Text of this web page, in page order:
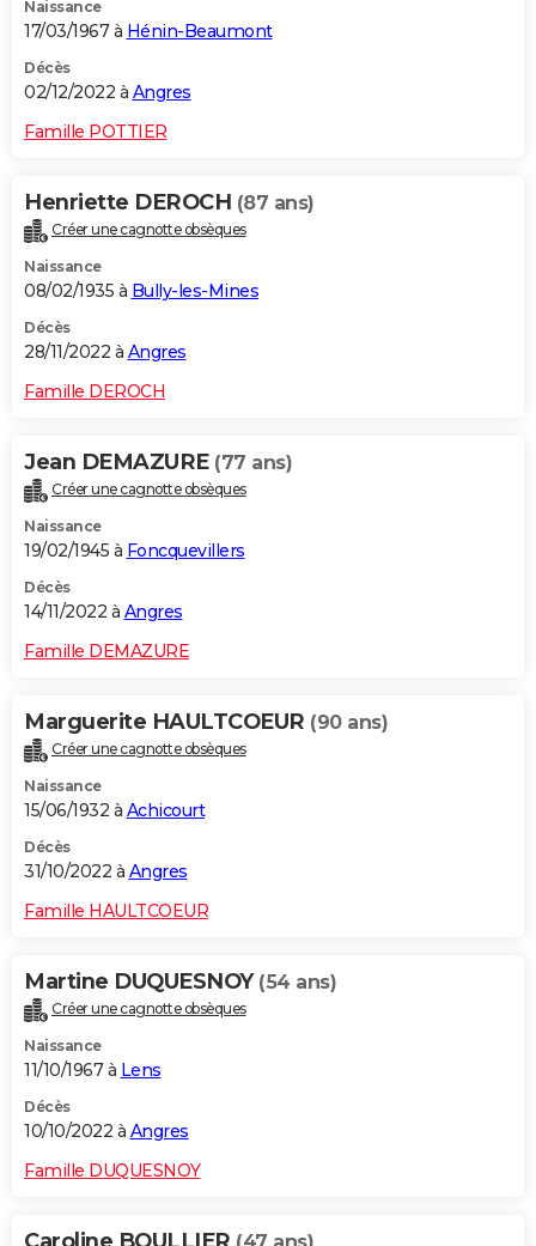
Naissance
17/03/1967 à Hénin-Beaumont
Décès
02/12/2022 à Angres
Famille POTTIER
Henriette DEROCH (87 ans)
Créer une cagnotte obsèques
Naissance
08/02/1935 à Bully-les-Mines
Décès
28/11/2022 à Angres
Famille DEROCH
Jean DEMAZURE (77 ans)
Créer une cagnotte obsèques
Naissance
19/02/1945 à Foncquevillers
Décès
14/11/2022 à Angres
Famille DEMAZURE
Marguerite HAULTCOEUR (90 ans)
Créer une cagnotte obsèques
Naissance
15/06/1932 à Achicourt
Décès
31/10/2022 à Angres
Famille HAULTCOEUR
Martine DUQUESNOY (54 ans)
Créer une cagnotte obsèques
Naissance
11/10/1967 à Lens
Décès
10/10/2022 à Angres
Famille DUQUESNOY